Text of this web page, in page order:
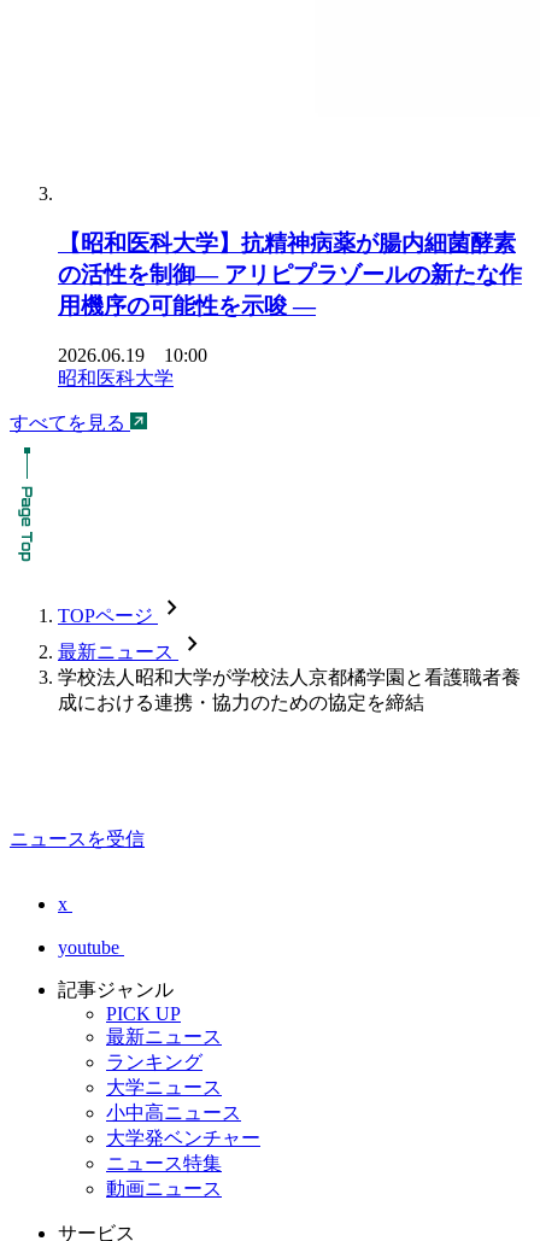
【昭和医科大学】抗精神病薬が腸内細菌酵素
の活性を制御― アリピプラゾールの新たな作
用機序の可能性を示唆 ―
2026.06.19 10:00
昭和医科大学
すべてを見る
TOPページ chevron_forward
最新ニュース chevron_forward
学校法人昭和大学が学校法人京都橘学園と看護職者養
成における連携・協力のための協定を締結
ニュースを受信
x
youtube
記事ジャンル
PICK UP
最新ニュース
ランキング
大学ニュース
小中高ニュース
大学発ベンチャー
ニュース特集
動画ニュース
サービス